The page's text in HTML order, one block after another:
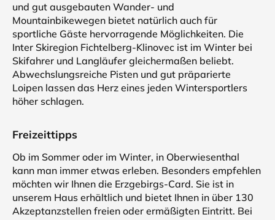
und gut ausgebauten Wander- und
Mountainbikewegen bietet natürlich auch für
sportliche Gäste hervorragende Möglichkeiten. Die
Inter Skiregion Fichtelberg-Klinovec ist im Winter bei
Skifahrer und Langläufer gleichermaßen beliebt.
Abwechslungsreiche Pisten und gut präparierte
Loipen lassen das Herz eines jeden Wintersportlers
höher schlagen.
Freizeittipps
Ob im Sommer oder im Winter, in Oberwiesenthal
kann man immer etwas erleben. Besonders empfehlen
möchten wir Ihnen die Erzgebirgs-Card. Sie ist in
unserem Haus erhältlich und bietet Ihnen in über 130
Akzeptanzstellen freien oder ermäßigten Eintritt. Bei